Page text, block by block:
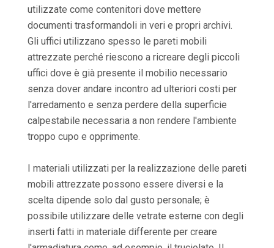
utilizzate come contenitori dove mettere
documenti trasformandoli in veri e propri archivi.
Gli uffici utilizzano spesso le pareti mobili
attrezzate perché riescono a ricreare degli piccoli
uffici dove è già presente il mobilio necessario
senza dover andare incontro ad ulteriori costi per
l'arredamento e senza perdere della superficie
calpestabile necessaria a non rendere l'ambiente
troppo cupo e opprimente.
I materiali utilizzati per la realizzazione delle pareti
mobili attrezzate possono essere diversi e la
scelta dipende solo dal gusto personale; è
possibile utilizzare delle vetrate esterne con degli
inserti fatti in materiale differente per creare